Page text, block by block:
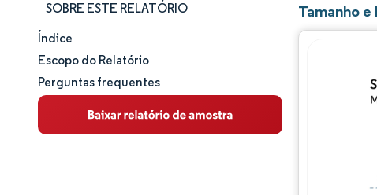
SOBRE ESTE RELATÓRIO
Tamanho e participação de mercado
Análise de mercado
Tendências e insights
Índice
Escopo do Relatório
Perguntas frequentes
Tamanho